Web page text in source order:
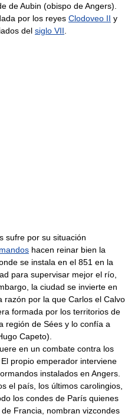
de Aubin (obispo de Angers).
por los reyes Clodoveo II y
del siglo VII
sufre por su situación
hacen reinar bien la
se instala en el 851 en la
para supervisar mejor el río,
la ciudad se invierte en
razón por la que Carlos el Calvo
formada por los territorios de
región de Sées y lo confía a
Capeto).
en un combate contra los
. El propio emperador interviene
instalados en Angers.
el país, los últimos carolingios,
los condes de París quienes
Francia, nombran vizcondes